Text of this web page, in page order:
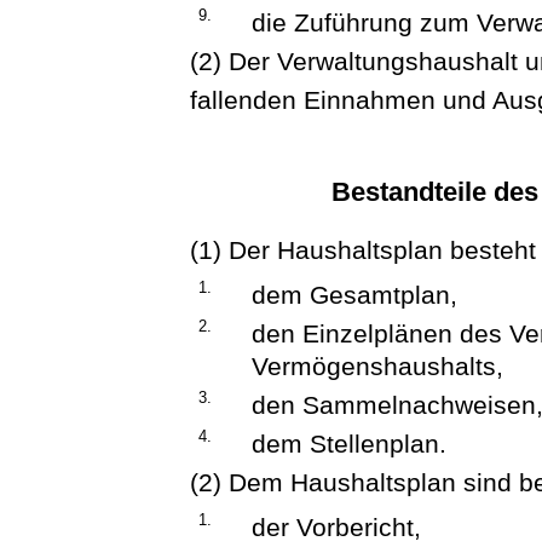
9.
die Zuführung zum
(2) Der Verwaltungshaushalt
fallenden Einnahmen und
Bestandteile
(1) Der Haushaltsplan
1. dem Gesamtplan,
2.
den Einzelplänen des
Vermögenshaushalts,
3. den
4.
dem Stellenplan.
(2) Dem Haushaltsplan sind
1. der Vorbericht,